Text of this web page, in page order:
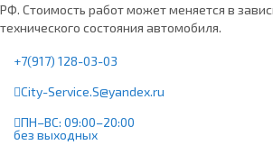
РФ. Стоимость работ может меняется в
технического состояния автомобиля.
+7(917) 128-03-03
City-Service.S@yandex.ru
ПН–ВС: 09:00–20:00
без выходных